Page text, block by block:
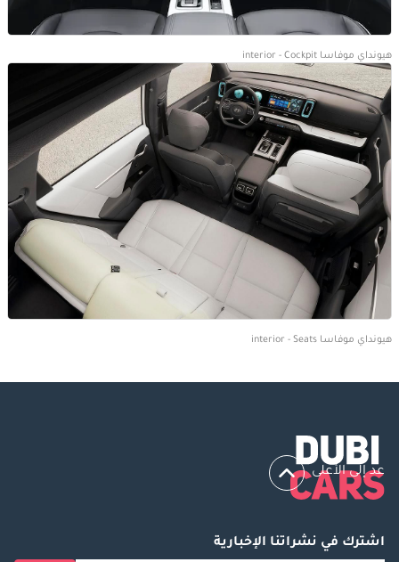
هيونداي موفاسا interior - Cockpit
هيونداي موفاسا interior - Seats
عد إلى الأعلى
اشترك في نشراتنا الإخبارية